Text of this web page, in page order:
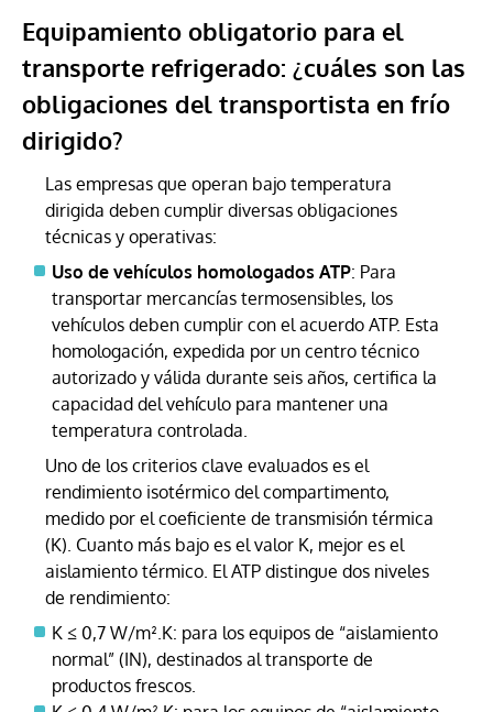
Equipamiento obligatorio para el
transporte refrigerado: ¿cuáles son las
obligaciones del transportista en frío
dirigido?
Las empresas que operan bajo temperatura
dirigida deben cumplir diversas obligaciones
técnicas y operativas:
Uso de vehículos homologados ATP: Para
transportar mercancías termosensibles, los
vehículos deben cumplir con el acuerdo ATP. Esta
homologación, expedida por un centro técnico
autorizado y válida durante seis años, certifica la
capacidad del vehículo para mantener una
temperatura controlada.
Uno de los criterios clave evaluados es el
rendimiento isotérmico del compartimento,
medido por el coeficiente de transmisión térmica
(K). Cuanto más bajo es el valor K, mejor es el
aislamiento térmico. El ATP distingue dos niveles
de rendimiento:
K ≤ 0,7 W/m².K: para los equipos de “aislamiento
normal” (IN), destinados al transporte de
productos frescos.